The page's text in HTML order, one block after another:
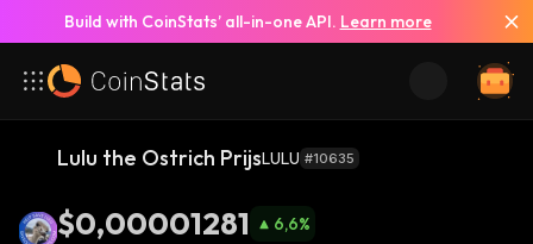
Build with CoinStats’ all-in-one API. Learn more
Lulu the Ostrich PrijsLULU #10635
$0,00001281 6,6%